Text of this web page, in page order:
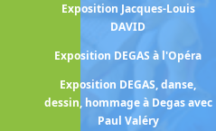
Exposition Jacques-Louis
DAVID
Exposition DEGAS à l'Opéra
Exposition DEGAS, danse,
dessin, hommage à Degas avec
Paul Valéry